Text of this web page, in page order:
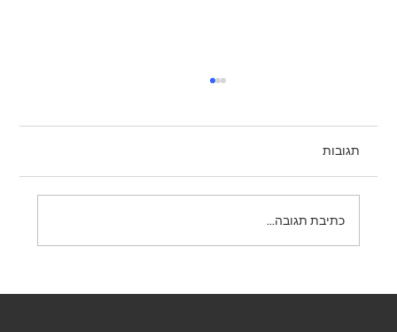
תמרור 431 – אין פניית פרסה
תגובות
כתיבת תגובה...